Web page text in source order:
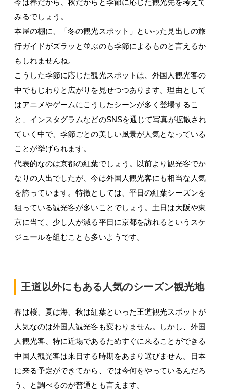
今は春だから、秋だからと季節に応じた観光先を考えて
みるでしょう。
本屋の棚に、「冬の観光スポット」といった見出しの旅
行ガイドがズラッと並ぶのも季節によるものと言えるか
もしれませんね。
こうした季節に応じた観光スポットは、外国人観光客の
中でもじわりと広がりを見せつつあります。理由として
はアニメやゲームにこうしたシーンが多く登場するこ
と、インスタグラムなどのSNSを通じて写真が拡散され
ていく中で、季節ごとの美しい風景が人気となっている
ことが挙げられます。
代表的なのは京都の紅葉でしょう。以前より観光客でか
なりの人出でしたが、今は外国人観光客にも相当な人気
を誇っています。特徴としては、平日の紅葉シーズンを
狙っている観光客が多いことでしょう。土日は大阪や東
京に当て、少し人が減る平日に京都を訪れるというスケ
ジュールを組むことも多いようです。
王道以外にもある人気のシーズン観光地
春は桜、夏は海、秋は紅葉といった王道観光スポットが
人気なのは外国人観光客も変わりません。しかし、外国
人観光客、特に近場であるためすぐに来ることができる
中国人観光客は来日する時期をあまり選びません。日本
に来る予定ができてから、では今何をやっているんだろ
う、と調べるのが普通とも言えます。